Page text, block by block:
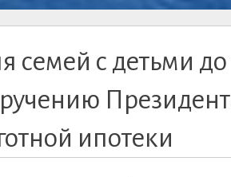
семей с детьми
ипотеки